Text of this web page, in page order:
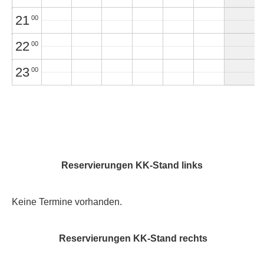
21 00
22 00
23 00
Reservierungen KK-Stand links
Keine Termine vorhanden.
Reservierungen KK-Stand rechts